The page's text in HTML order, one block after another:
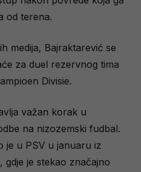
od terena.
medija, Bajraktarević se
za duel rezervnog tima
Divisie.
važan korak u
na nizozemski fudbal.
je u PSV u januaru iz
gdje je stekao značajno